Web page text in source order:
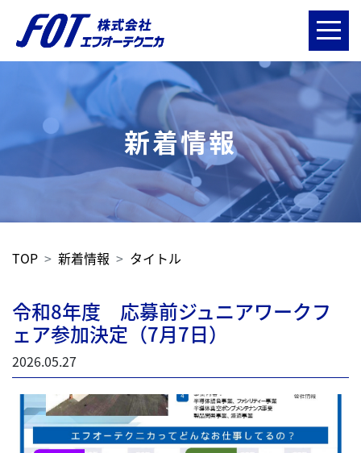
新着情報
TOP 新着情報 タイトル
令和8年度 応募前ジュニアワークフ
ェア参加決定（7月7日）
2026.05.27